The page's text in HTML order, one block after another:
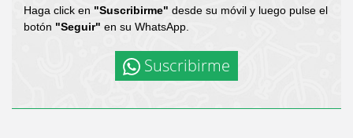
Haga click en "Suscribirme" desde su móvil y luego pulse el
botón "Seguir" en su WhatsApp.
Suscribirme